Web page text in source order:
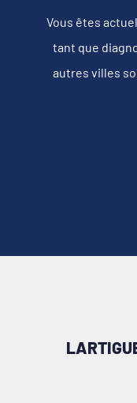
Vous êtes
tant que
autres villes